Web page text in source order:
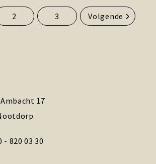
2 3 Volgende
17
- 820 03 30